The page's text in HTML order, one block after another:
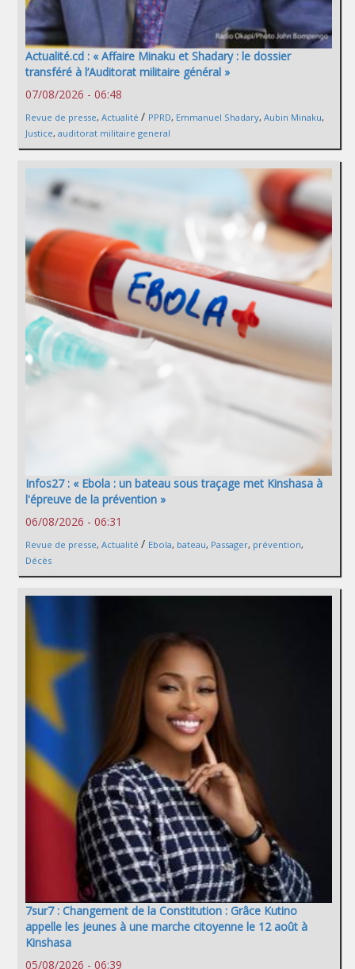
Actualité.cd : « Affaire Minaku et Shadary : le dossier
transféré à l’Auditorat militaire général »
07/08/2026 - 06:48
Revue de presse, Actualité / PPRD, Emmanuel Shadary, Aubin Minaku,
Justice, auditorat militaire general
Infos27 : « Ebola : un bateau sous traçage met Kinshasa à
l'épreuve de la prévention »
06/08/2026 - 06:31
Revue de presse, Actualité / Ebola, bateau, Passager, prévention,
Décès
7sur7 : Changement de la Constitution : Grâce Kutino
appelle les jeunes à une marche citoyenne le 12 août à
Kinshasa
05/08/2026 - 06:39